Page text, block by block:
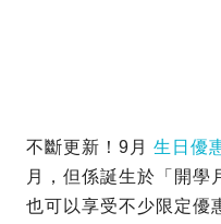
不斷更新！9月 生日優
月，但係誕生於「開學
也可以享受不少限定優